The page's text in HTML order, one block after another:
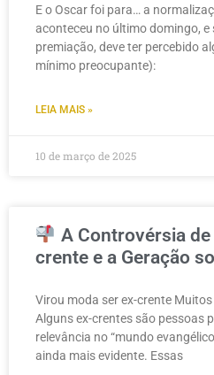
E o Oscar foi para… a
aconteceu no último domingo, e
premiação, deve ter percebido
mínimo preocupante):
LEIA MAIS »
10 de março de 2025
A Controvérsia de
crente e a Geração
Virou moda ser ex-crente
Alguns ex-crentes são pessoas
relevância no “mundo
ainda mais evidente. Essas